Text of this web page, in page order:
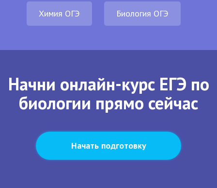
Химия ОГЭ Биология ОГЭ
Начни онлайн-курс ЕГЭ по
биологии прямо сейчас
Начать подготовку